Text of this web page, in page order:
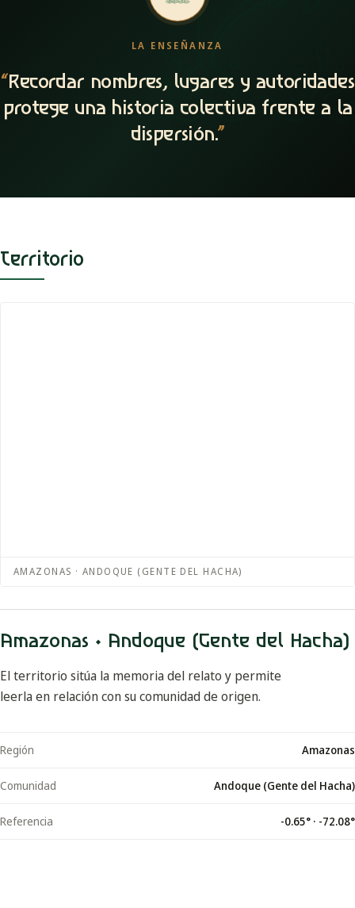
LA ENSEÑANZA
“Recordar nombres, lugares y autoridades
protege una historia colectiva frente a la
dispersión.”
Territorio
AMAZONAS · ANDOQUE (GENTE DEL HACHA)
Amazonas · Andoque (Gente del Hacha)
El territorio sitúa la memoria del relato y permite
leerla en relación con su comunidad de origen.
Región Amazonas
Comunidad Andoque (Gente del Hacha)
Referencia -0.65° · -72.08°